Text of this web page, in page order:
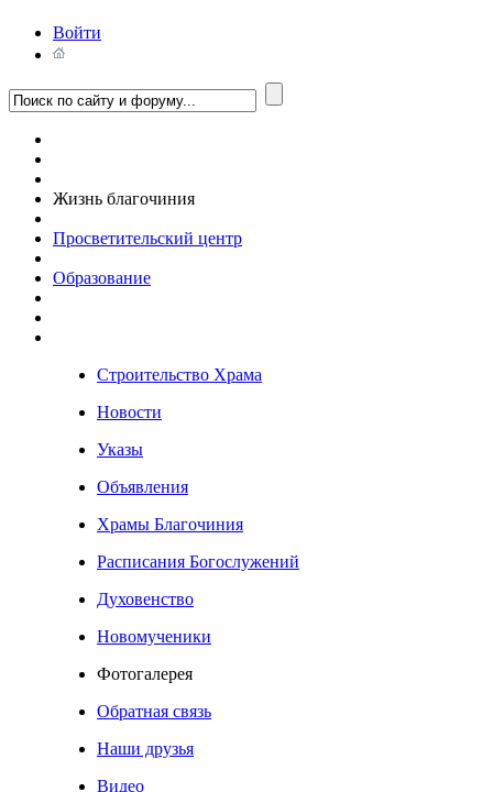
Войти
Жизнь благочиния
Просветительский центр
Образование
Строительство Храма
Новости
Указы
Объявления
Храмы Благочиния
Расписания Богослужений
Духовенство
Новомученики
Фотогалерея
Обратная связь
Наши друзья
Видео